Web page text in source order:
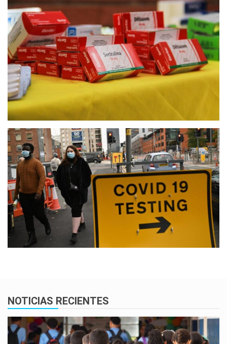
NOTICIAS RECIENTES